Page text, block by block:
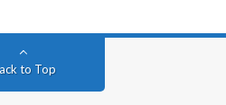
to Top